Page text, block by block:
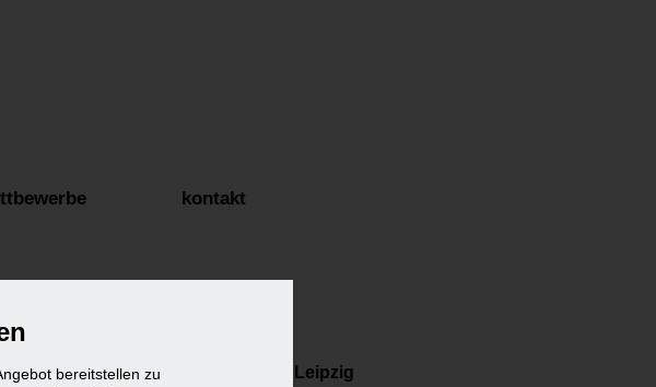
bereitstellen zu
kontakt
SportScheck Leipzig